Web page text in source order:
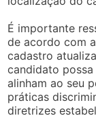
É importante
de acordo com
cadastro
candidato
alinham ao seu
práticas
diretrizes